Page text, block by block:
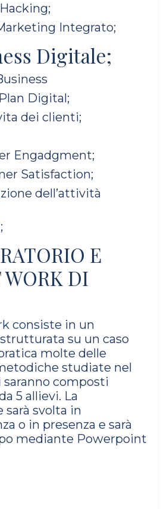
Integrato;
Digitale;
Digital;
dei clienti;
Engadgment;
Satisfaction;
dell’attività
E
WORK DI
consiste in un
su un caso
molte delle
studiate nel
saranno composti
5 allievi. La
sarà svolta in
o in presenza e sarà
mediante Powerpoint